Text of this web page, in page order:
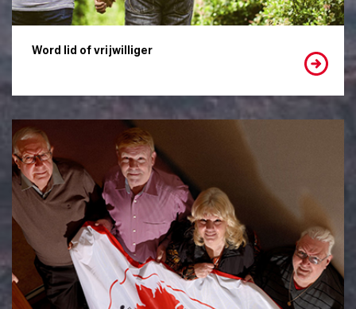
Word lid of vrijwilliger